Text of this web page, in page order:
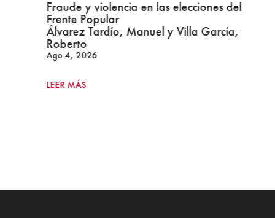
Fraude y violencia en las elecciones del
Frente Popular
Álvarez Tardío, Manuel y Villa García,
Roberto
Ago 4, 2026
LEER MÁS